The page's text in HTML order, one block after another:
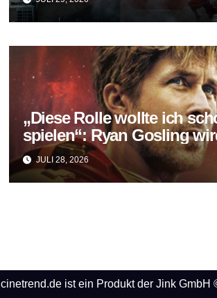
„Diese Rolle wollte ich
spielen“: Ryan Gosling
neuer Ghost Rider
JULI 28, 2026
cinetrend.de ist ein Produkt der Jink GmbH